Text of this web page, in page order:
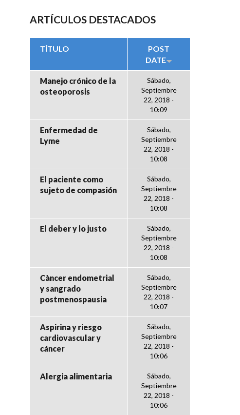
ARTÍCULOS DESTACADOS
TÍTULO
POST
DATE
Manejo crónico de la
osteoporosis
Sábado,
Septiembre
22, 2018 -
10:09
Enfermedad de
Lyme
Sábado,
Septiembre
22, 2018 -
10:08
El paciente como
sujeto de compasión
Sábado,
Septiembre
22, 2018 -
10:08
El deber y lo justo
Sábado,
Septiembre
22, 2018 -
10:08
Càncer endometrial
y sangrado
postmenospausia
Sábado,
Septiembre
22, 2018 -
10:07
Aspirina y riesgo
cardiovascular y
cáncer
Sábado,
Septiembre
22, 2018 -
10:06
Alergia alimentaria
Sábado,
Septiembre
22, 2018 -
10:06